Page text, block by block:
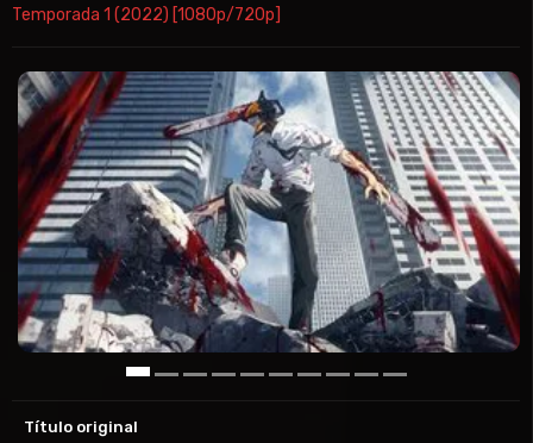
Temporada 1 (2022) [1080p/720p]
Título original